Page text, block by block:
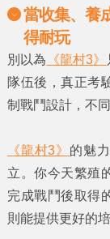
當收集、養
得耐玩
別以為 《龍村3》
隊伍後，真正考
制戰鬥設計，不
《龍村3》 的魅
立。你今天繁殖
完成戰鬥後取得
則能提供更好的